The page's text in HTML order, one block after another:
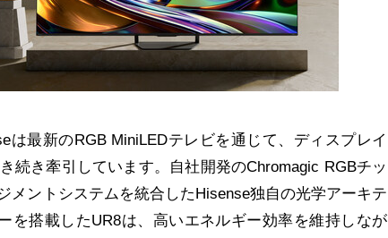
は最新のRGB MiniLEDテレビを通じて、ディスプレイ
続き牽引しています。自社開発のChromagic RGBチッ
メントシステムを統合したHisense独自の光学アーキテ
を搭載したUR8は、高いエネルギー効率を維持しなが